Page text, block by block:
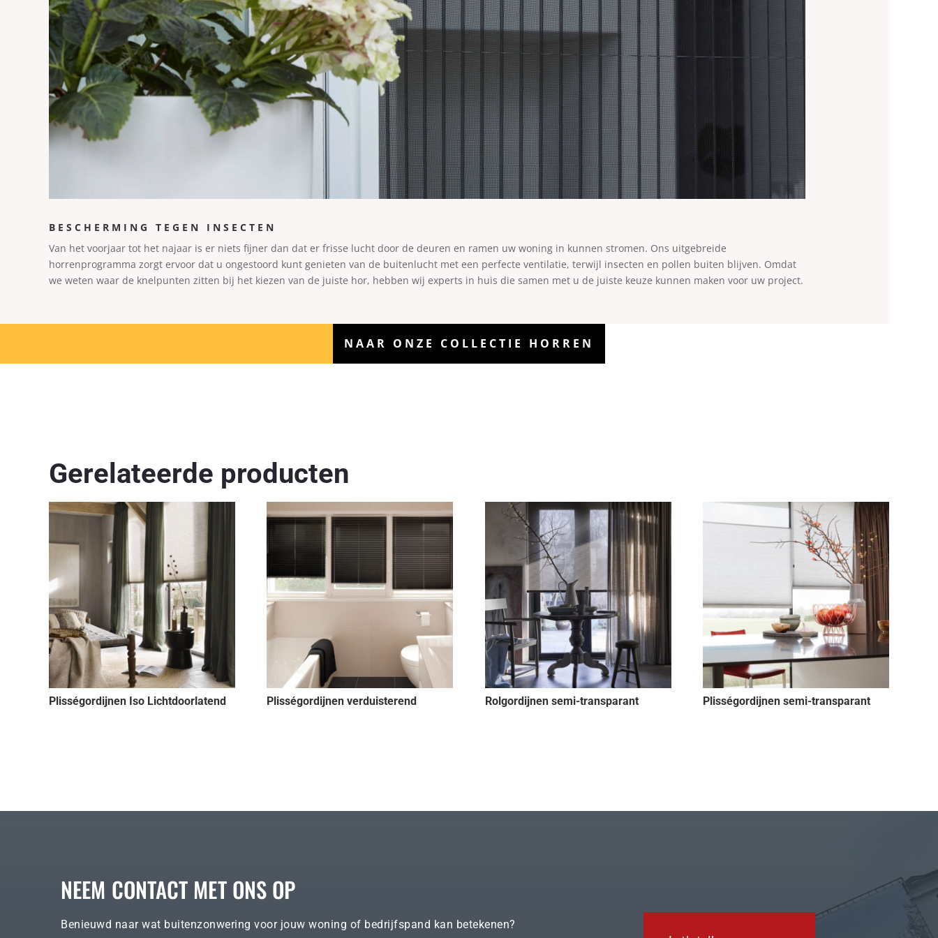
BESCHERMING TEGEN INSECTEN
Van het voorjaar tot het najaar is er niets fijner dan dat er frisse lucht door de deuren en ramen uw woning in kunnen stromen. Ons uitgebreide
horrenprogramma zorgt ervoor dat u ongestoord kunt genieten van de buitenlucht met een perfecte ventilatie, terwijl insecten en pollen buiten blijven. Omdat
we weten waar de knelpunten zitten bij het kiezen van de juiste hor, hebben wij experts in huis die samen met u de juiste keuze kunnen maken voor uw project.
NAAR ONZE COLLECTIE HORREN
Gerelateerde producten
Plisségordijnen Iso Lichtdoorlatend Plisségordijnen verduisterend Rolgordijnen semi-transparant Plisségordijnen semi-transparant
NEEM CONTACT MET ONS OP
Benieuwd naar wat buitenzonwering voor jouw woning of bedrijfspand kan betekenen?